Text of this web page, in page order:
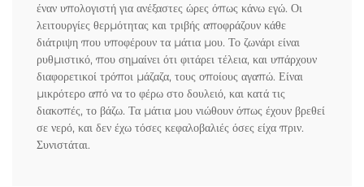
έναν υπολογιστή για ανέξαστες ώρες όπως κάνω εγώ. Οι
λειτουργίες θερμότητας και τριβής αποφράζουν κάθε
διάτριψη που υποφέρουν τα μάτια μου. Το ζωνάρι είναι
ρυθμιστικό, που σημαίνει ότι φιτάρει τέλεια, και υπάρχουν
διαφορετικοί τρόποι μάζαζα, τους οποίους αγαπώ. Είναι
μικρότερο από να το φέρω στο δουλειό, και κατά τις
διακοπές, το βάζω. Τα μάτια μου νιώθουν όπως έχουν βρεθεί
σε νερό, και δεν έχω τόσες κεφαλοβαλιές όσες είχα πριν.
Συνιστάται.